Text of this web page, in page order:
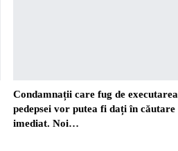
Condamnații care fug de executarea
pedepsei vor putea fi dați în căutare
imediat. Noi…